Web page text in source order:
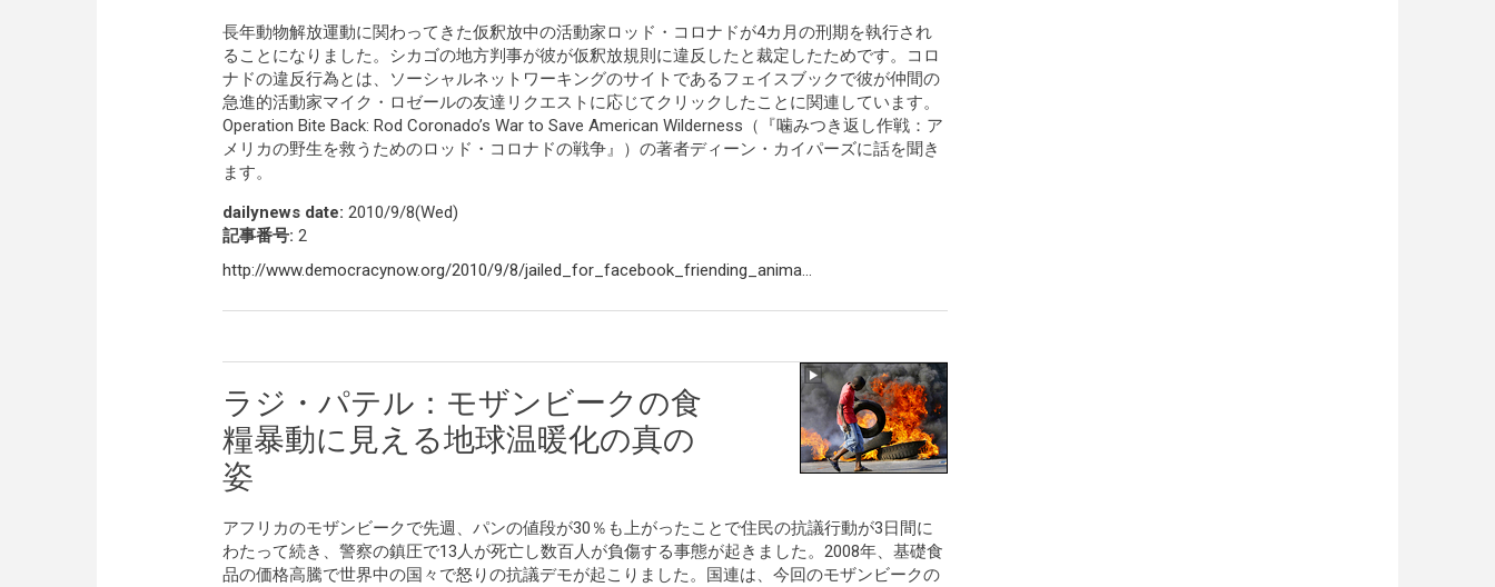
長年動物解放運動に関わってきた仮釈放中の活動家ロッド・コロナドが4カ月の刑期を執行され
ることになりました。シカゴの地方判事が彼が仮釈放規則に違反したと裁定したためです。コロ
ナドの違反行為とは、ソーシャルネットワーキングのサイトであるフェイスブックで彼が仲間の
急進的活動家マイク・ロゼールの友達リクエストに応じてクリックしたことに関連しています。
Operation Bite Back: Rod Coronado’s War to Save American Wilderness（『噛みつき返し作戦：ア
メリカの野生を救うためのロッド・コロナドの戦争』）の著者ディーン・カイパーズに話を聞き
ます。
dailynews date: 2010/9/8(Wed)
記事番号: 2
http://www.democracynow.org/2010/9/8/jailed_for_facebook_friending_anima...
ラジ・パテル：モザンビークの食
糧暴動に見える地球温暖化の真の
姿
アフリカのモザンビークで先週、パンの値段が30％も上がったことで住民の抗議行動が3日間に
わたって続き、警察の鎮圧で13人が死亡し数百人が負傷する事態が起きました。2008年、基礎食
品の価格高騰で世界中の国々で怒りの抗議デモが起こりました。国連は、今回のモザンビークの